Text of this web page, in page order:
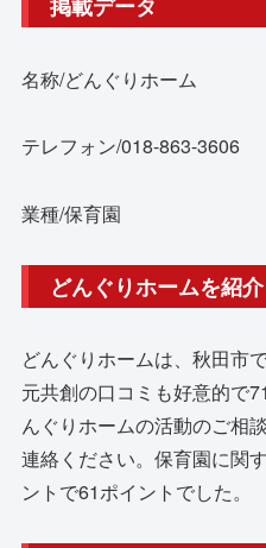
名称/どんぐりホーム
テレフォン/018-863-3606
業種/保育園
どんぐりホームを紹介
どんぐりホームは、秋田市
元共創の口コミも好意的で
んぐりホームの活動のご相
連絡ください。保育園に関
ントで61ポイントでした。